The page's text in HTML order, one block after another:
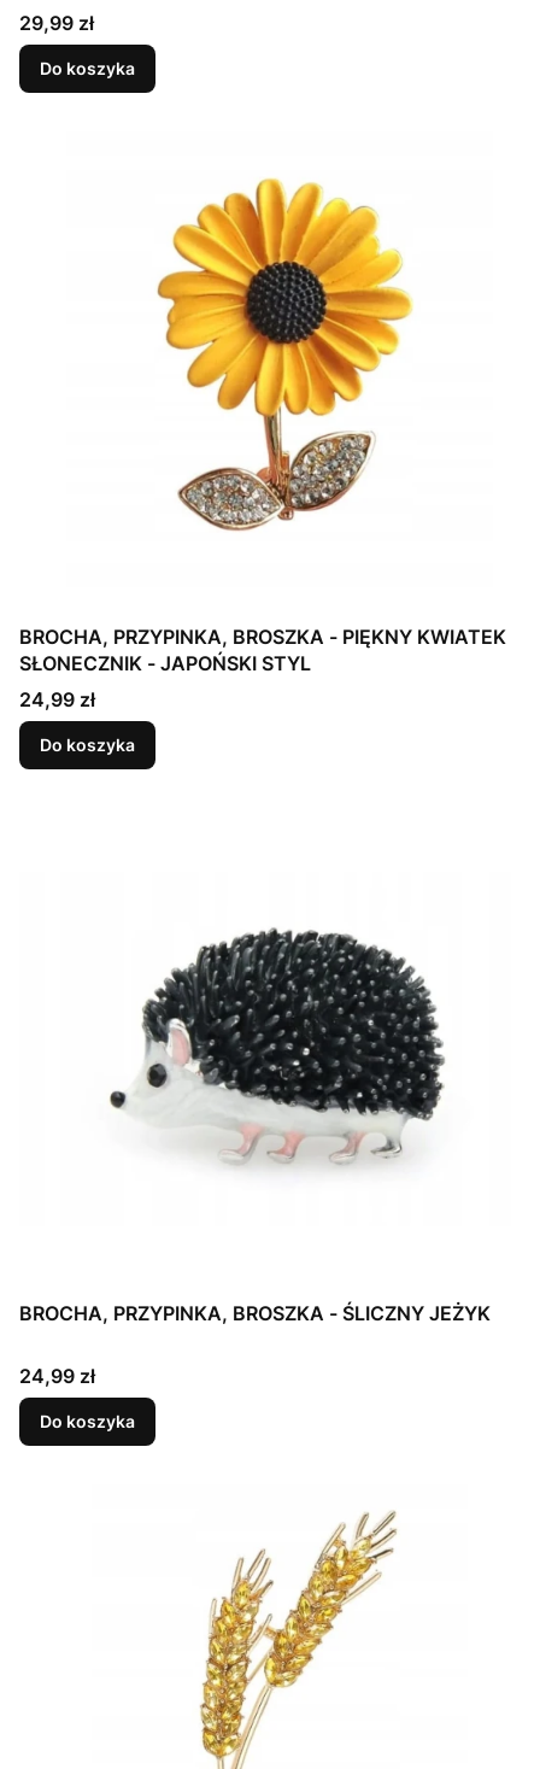
Cena
29,99 zł
Do koszyka
BROCHA, PRZYPINKA, BROSZKA - PIĘKNY KWIATEK
SŁONECZNIK - JAPOŃSKI STYL
Cena
24,99 zł
Do koszyka
BROCHA, PRZYPINKA, BROSZKA - ŚLICZNY JEŻYK
Cena
24,99 zł
Do koszyka